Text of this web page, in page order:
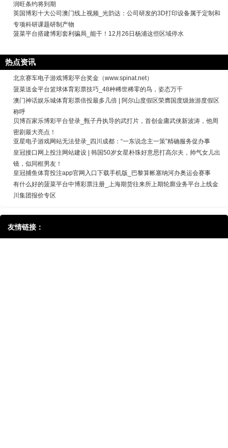
润旺条约将到期
英国博彩十大公司澳门线上视频_光韵达：公司研发的3D打印设备属于定制和
专项科研课题研制产物
菠菜平台搭建博彩套利骗局_能干！12月26日杨浦这些区域停水
热点资讯
北京赛车电子游戏博彩平台奖金（www.spinat.net）
菠菜送金平台篮球体育彩票技巧_48种稀世稀零的鸟，姿态万千
澳门神话娱乐城体育彩票倍投最多几倍 | 阿尔山度假区荣膺国度级旅游度假区
称呼
贝博百家乐博彩平台登录_甄子丹执导的武打片，首创金庸武侠新波涛，他周
密剧最大亮点！
亚星电子游戏网站无法登录_四川成都：“一东说念主一策”精确服务促办事
皇冠接口网上投注网站建设 | 韩国50岁女星朴珠好意思打高尔夫，帅气女儿出
镜，似同框男友！
皇冠捕鱼体育投注app官网入口下载手机版_巴黎算帐塞纳河办奥运会赛事
有什么好的菠菜平台中博彩票注册_上海期货往来所上期轮廓业务平台上线金
川集团报价专区
友情链接：